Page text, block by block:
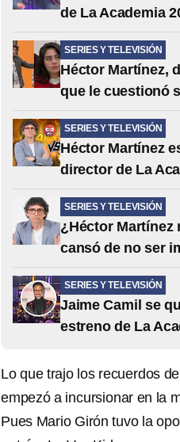
de La Academia
SERIES Y TELEVISIÓN
Héctor Martínez,
que le cuestionó
SERIES Y TELEVISIÓN
Héctor Martínez
director de La
SERIES Y TELEVISIÓN
¿Héctor Martínez
cansó de no ser
SERIES Y TELEVISIÓN
Jaime Camil se
estreno de La
Lo que trajo los recuerdos
empezó a incursionar en la
Pues Mario Girón tuvo la